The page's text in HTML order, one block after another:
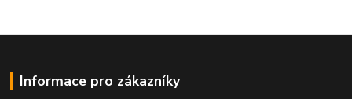
Informace pro zákazníky